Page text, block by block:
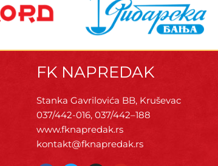
FK NAPREDAK
Stanka Gavrilovića BB, Kruševac
037/442-016, 037/442–188
www.fknapredak.rs
kontakt@fknapredak.rs